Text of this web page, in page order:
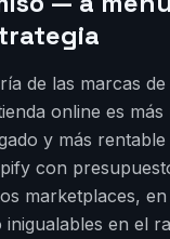
de las marcas
online es más
y más
con
marketplaces,
inigualables en el